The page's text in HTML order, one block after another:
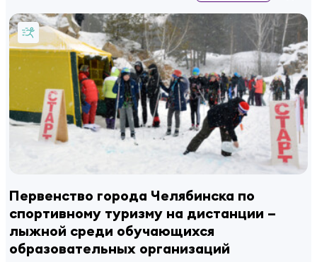
Первенство города Челябинска по
спортивному туризму на дистанции –
лыжной среди обучающихся
образовательных организаций